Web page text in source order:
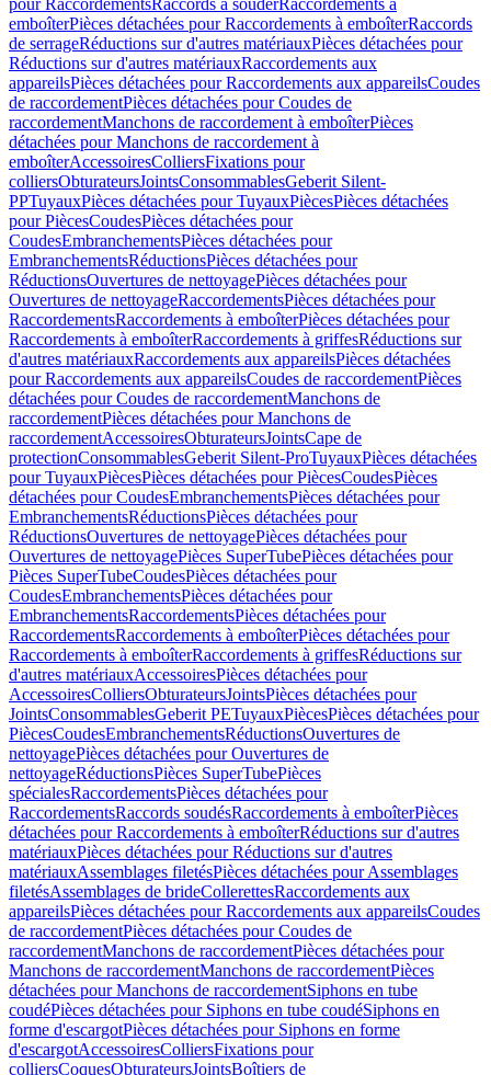
pour RaccordementsRaccords à souderRaccordements à
emboîterPièces détachées pour Raccordements à emboîterRaccords
de serrageRéductions sur d'autres matériauxPièces détachées pour
Réductions sur d'autres matériauxRaccordements aux
appareilsPièces détachées pour Raccordements aux appareilsCoudes
de raccordementPièces détachées pour Coudes de
raccordementManchons de raccordement à emboîterPièces
détachées pour Manchons de raccordement à
emboîterAccessoiresColliersFixations pour
colliersObturateursJointsConsommablesGeberit Silent-
PPTuyauxPièces détachées pour TuyauxPiècesPièces détachées
pour PiècesCoudesPièces détachées pour
CoudesEmbranchementsPièces détachées pour
EmbranchementsRéductionsPièces détachées pour
RéductionsOuvertures de nettoyagePièces détachées pour
Ouvertures de nettoyageRaccordementsPièces détachées pour
RaccordementsRaccordements à emboîterPièces détachées pour
Raccordements à emboîterRaccordements à griffesRéductions sur
d'autres matériauxRaccordements aux appareilsPièces détachées
pour Raccordements aux appareilsCoudes de raccordementPièces
détachées pour Coudes de raccordementManchons de
raccordementPièces détachées pour Manchons de
raccordementAccessoiresObturateursJointsCape de
protectionConsommablesGeberit Silent-ProTuyauxPièces détachées
pour TuyauxPiècesPièces détachées pour PiècesCoudesPièces
détachées pour CoudesEmbranchementsPièces détachées pour
EmbranchementsRéductionsPièces détachées pour
RéductionsOuvertures de nettoyagePièces détachées pour
Ouvertures de nettoyagePièces SuperTubePièces détachées pour
Pièces SuperTubeCoudesPièces détachées pour
CoudesEmbranchementsPièces détachées pour
EmbranchementsRaccordementsPièces détachées pour
RaccordementsRaccordements à emboîterPièces détachées pour
Raccordements à emboîterRaccordements à griffesRéductions sur
d'autres matériauxAccessoiresPièces détachées pour
AccessoiresColliersObturateursJointsPièces détachées pour
JointsConsommablesGeberit PETuyauxPiècesPièces détachées pour
PiècesCoudesEmbranchementsRéductionsOuvertures de
nettoyagePièces détachées pour Ouvertures de
nettoyageRéductionsPièces SuperTubePièces
spécialesRaccordementsPièces détachées pour
RaccordementsRaccords soudésRaccordements à emboîterPièces
détachées pour Raccordements à emboîterRéductions sur d'autres
matériauxPièces détachées pour Réductions sur d'autres
matériauxAssemblages filetésPièces détachées pour Assemblages
filetésAssemblages de brideCollerettesRaccordements aux
appareilsPièces détachées pour Raccordements aux appareilsCoudes
de raccordementPièces détachées pour Coudes de
raccordementManchons de raccordementPièces détachées pour
Manchons de raccordementManchons de raccordementPièces
détachées pour Manchons de raccordementSiphons en tube
coudéPièces détachées pour Siphons en tube coudéSiphons en
forme d'escargotPièces détachées pour Siphons en forme
d'escargotAccessoiresColliersFixations pour
colliersCoquesObturateursJointsBoîtiers de